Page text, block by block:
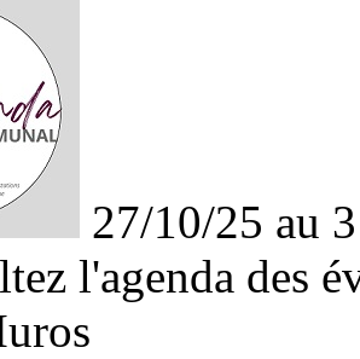
27/10/25 au
l'agenda des